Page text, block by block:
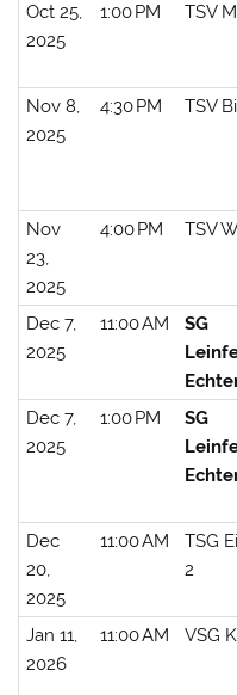
Oct 25,
2025
1:00 PM TSV
Nov 8,
2025
4:30 PM TSV
Nov
23,
2025
4:00 PM TSV
Dec 7,
2025
11:00 AM
SG
Dec 7,
2025
1:00 PM
SG
Dec
20,
2025
11:00 AM
TSG
2
Jan 11,
2026
11:00 AM VSG